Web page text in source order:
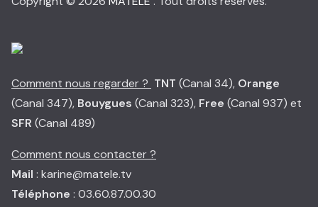
Comment nous regarder ? TNT (Canal 34), Orange
(Canal 347), Bouygues (Canal 323), Free (Canal 937) et
SFR (Canal 489)
Comment nous contacter ?
Mail : karine@matele.tv
Téléphone : 03.60.87.00.30